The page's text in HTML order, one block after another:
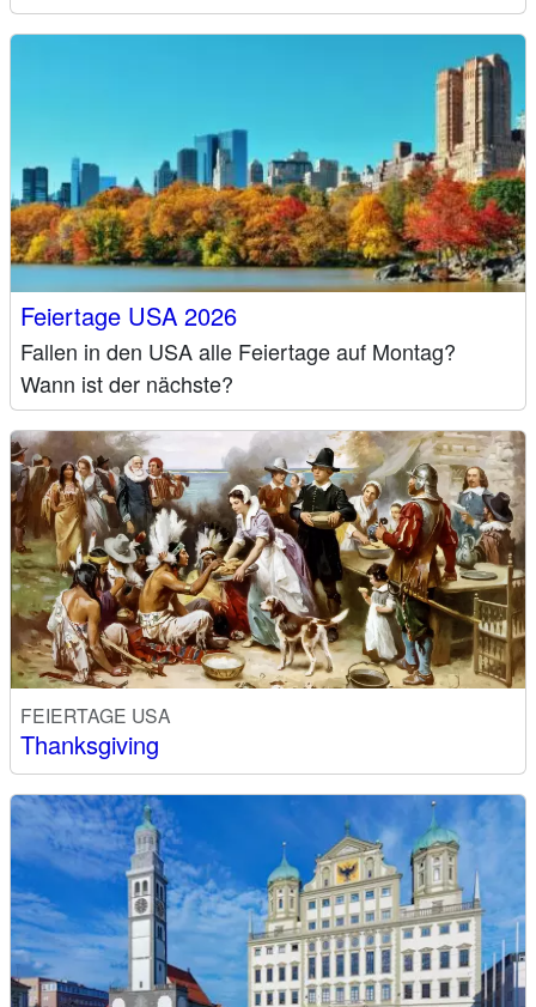
Feiertage USA 2026
Fallen in den USA alle Feiertage auf Montag?
Wann ist der nächste?
FEIERTAGE USA
Thanksgiving